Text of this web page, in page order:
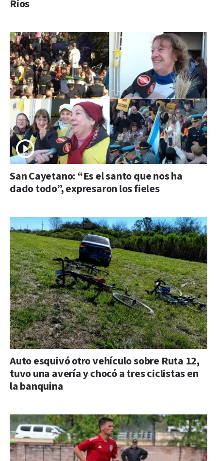
Ríos
San Cayetano: “Es el santo que nos ha
dado todo”, expresaron los fieles
Auto esquivó otro vehículo sobre Ruta 12,
tuvo una avería y chocó a tres ciclistas en
la banquina